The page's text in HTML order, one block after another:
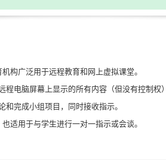
构广泛用于远程教育和网上虚拟课堂。
程电脑屏幕上显示的所有内容（但没有控制权
完成小组项目，同时接收指示。
适用于与学生进行一对一指示或会谈。